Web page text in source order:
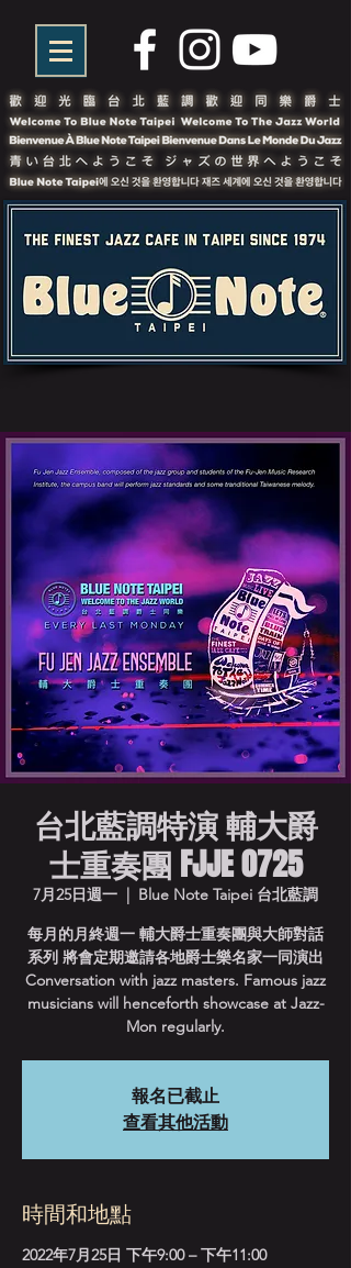
台北藍調特演 輔大爵
士重奏團 FJJE 0725
7月25日週一
  |
Blue Note Taipei 台北藍調
每月的月終週一 輔大爵士重奏團與大師對話
系列 將會定期邀請各地爵士樂名家一同演出
Conversation with jazz masters. Famous jazz
musicians will henceforth showcase at Jazz-
Mon regularly.
報名已截止
查看其他活動
時間和地點
2022年7月25日 下午9:00 – 下午11:00